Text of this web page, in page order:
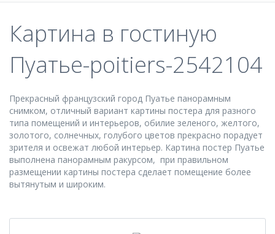
Картина в гостиную
Пуатье-poitiers-2542104
Прекрасный французский город Пуатье панорамным
снимком, отличный вариант картины постера для разного
типа помещений и интерьеров, обилие зеленого, желтого,
золотого, солнечных, голубого цветов прекрасно порадует
зрителя и освежат любой интерьер. Картина постер Пуатье
выполнена панорамным ракурсом, при правильном
размещении картины постера сделает помещение более
вытянутым и широким.